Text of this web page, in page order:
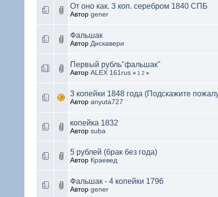
От оно как. 3 коп. серебром 1840 СПБ
Автор gener
Фальшак
Автор Дискавери
Первый рубль"фальшак"
Автор ALEX 161rus « 1 2 »
3 копейки 1848 года (Подскажите
Автор anyuta727
копейка 1832
Автор suba
5 рублей (брак без года)
Автор Краевед
Фальшак - 4 копейки 1796
Автор gener